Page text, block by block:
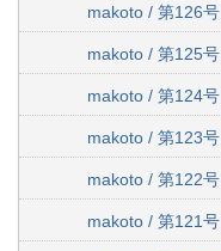
makoto / 第126号
makoto / 第125号
makoto / 第124号
makoto / 第123号
makoto / 第122号
makoto / 第121号